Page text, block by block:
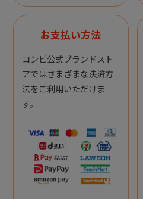
お支払い方法
コンビ公式ブランドスト
アではさまざまな決済方
法をご利用いただけま
す。